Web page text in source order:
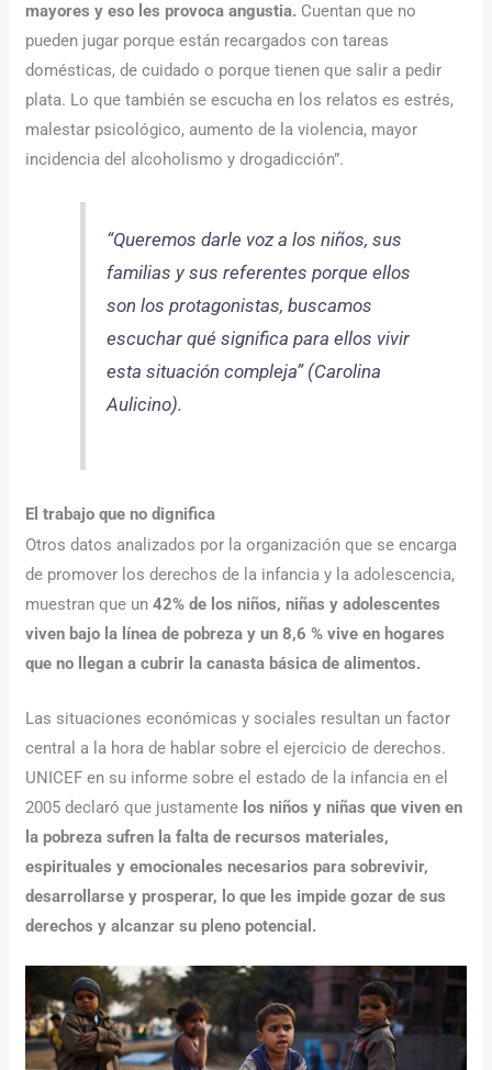
mayores y eso les provoca angustia. Cuentan que no
pueden jugar porque están recargados con tareas
domésticas, de cuidado o porque tienen que salir a pedir
plata. Lo que también se escucha en los relatos es estrés,
malestar psicológico, aumento de la violencia, mayor
incidencia del alcoholismo y drogadicción”.
“Queremos darle voz a los niños, sus
familias y sus referentes porque ellos
son los protagonistas, buscamos
escuchar qué significa para ellos vivir
esta situación compleja” (Carolina
Aulicino).
El trabajo que no dignifica
Otros datos analizados por la organización que se encarga
de promover los derechos de la infancia y la adolescencia,
muestran que un42% de los niños, niñas y adolescentes
viven bajo la línea de pobreza y un 8,6 % vive en hogares
que no llegan a cubrir la canasta básica de alimentos.
Las situaciones económicas y sociales resultan un factor
central a la hora de hablar sobre el ejercicio de derechos.
UNICEF en su informe sobre el estado de la infancia en el
2005 declaró que justamente los niños y niñas que viven en
la pobreza sufren la falta de recursos materiales,
espirituales y emocionales necesarios para sobrevivir,
desarrollarse y prosperar, lo que les impide gozar de sus
derechos y alcanzar su pleno potencial.